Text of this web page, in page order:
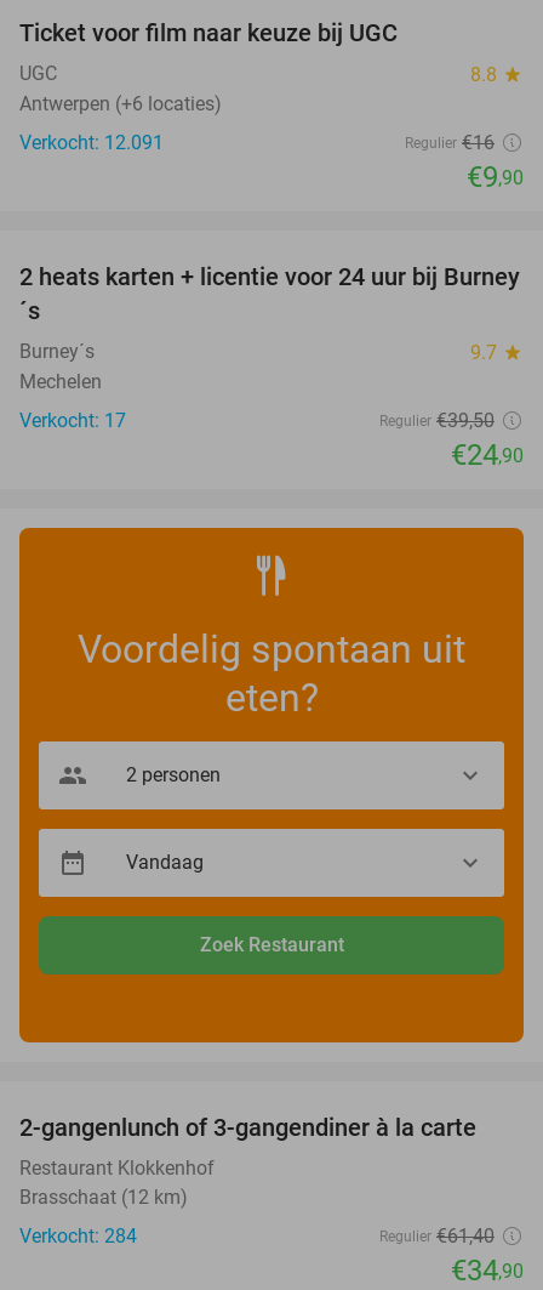
Ticket voor film naar keuze bij UGC
UGC 8.8 star
Antwerpen (+6 locaties)
Verkocht: 12.091
Regulier €16
€9,90
37%
2 heats karten + licentie voor 24 uur bij Burney
´s
Burney´s 9.7 star
Mechelen
Verkocht: 17
Regulier €39,50
€24,90
Voordelig spontaan uit
eten?
Zoek Restaurant
43%
2-gangenlunch of 3-gangendiner à la carte
Restaurant Klokkenhof
Brasschaat (12 km)
Verkocht: 284
Regulier €61,40
€34,90